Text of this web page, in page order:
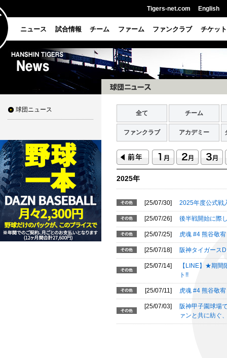
Tigers-net.com English
ニュース 試合情報 チーム ファーム ファンクラブ チケット
球団ニュース 全て チーム
ファンクラブ アカデミー
2025年
[25/07/30] 2025年度公式戦
[25/07/26] 後半戦開始に際
[25/07/25] 虎魂 #4 熊谷敬
[25/07/18] 阪神タイガース
[25/07/14]
【LINE】★期間
ト!!
[25/07/11] 虎魂 #4 熊谷敬
[25/07/03]
阪神甲子園球場
ァンと共に紡ぐ